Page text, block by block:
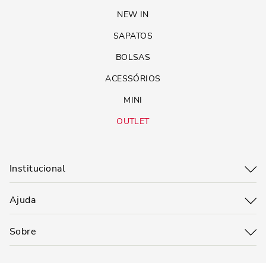
NEW IN
SAPATOS
BOLSAS
ACESSÓRIOS
MINI
OUTLET
Institucional
Ajuda
Sobre